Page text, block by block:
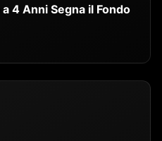
4 Anni Segna il Fondo